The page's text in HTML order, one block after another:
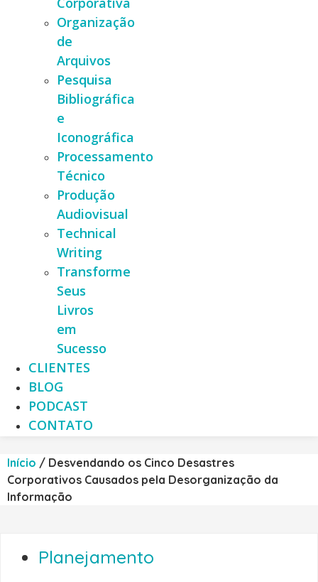
Organização
de
Arquivos
Pesquisa
Bibliográfica
e
Iconográfica
Processamento
Técnico
Produção
Audiovisual
Technical
Writing
Transforme
Seus
Livros
em
Sucesso
CLIENTES
BLOG
PODCAST
CONTATO
Início / Desvendando os Cinco Desastres
Corporativos Causados pela Desorganização da
Informação
Planejamento